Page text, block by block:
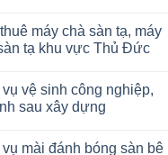
máy chà sàn tạ, máy
tạ khu vực Thủ Đức
vụ vệ sinh công nghiệp,
sau xây dựng
vụ mài đánh bóng sàn bê